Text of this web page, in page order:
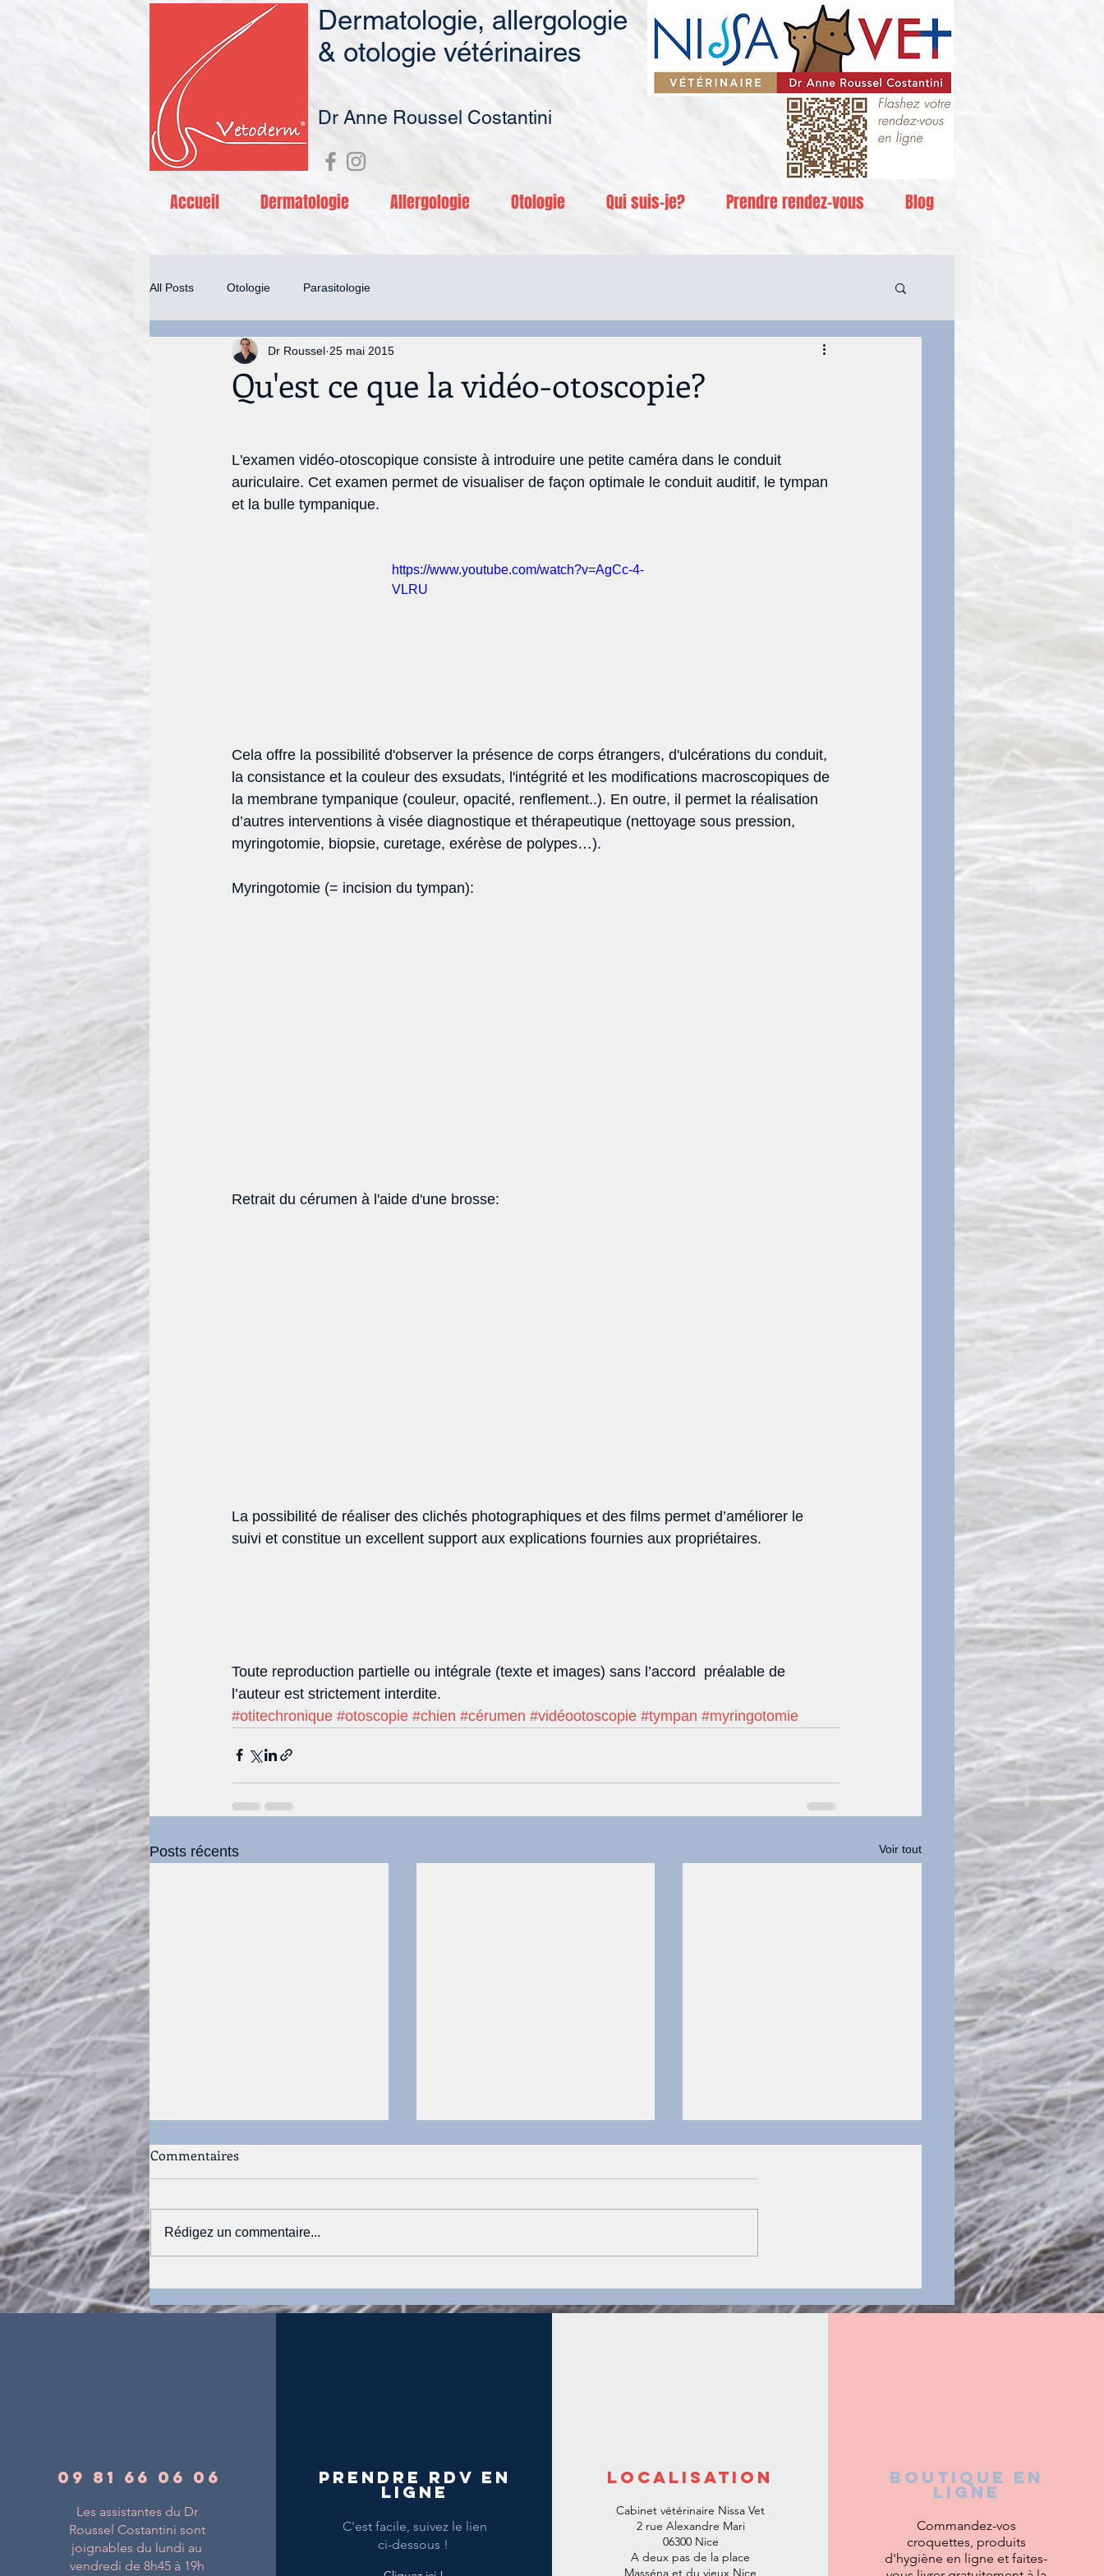
Dermatologie, allergologie
& otologie vétérinaires
Dr Anne Roussel Costantini
All Posts Otologie Parasitologie
Qu'est ce que la vidéo-otoscopie?
Dr Roussel 25 mai 2015
L'examen vidéo-otoscopique consiste à introduire une petite caméra dans le conduit
auriculaire. Cet examen permet de visualiser de façon optimale le conduit auditif, le tympan
et la bulle tympanique.
https://www.youtube.com/watch?v=AgCc-4-
VLRU
Cela offre la possibilité d'observer la présence de corps étrangers, d'ulcérations du conduit,
la consistance et la couleur des exsudats, l'intégrité et les modifications macroscopiques de
la membrane tympanique (couleur, opacité, renflement..). En outre, il permet la réalisation
d’autres interventions à visée diagnostique et thérapeutique (nettoyage sous pression,
myringotomie, biopsie, curetage, exérèse de polypes…).
Myringotomie (= incision du tympan):
Retrait du cérumen à l'aide d'une brosse:
La possibilité de réaliser des clichés photographiques et des films permet d’améliorer le
suivi et constitue un excellent support aux explications fournies aux propriétaires.
Toute reproduction partielle ou intégrale (texte et images) sans l’accord  préalable de
l’auteur est strictement interdite.
#otitechronique #otoscopie #chien #cérumen #vidéootoscopie #tympan #myringotomie
Posts récents Voir tout
européen de dermatologie
Du nouveau pour 2021 !
spécialiste?
Commentaires
Rédigez un commentaire...
Accueil Dermatologie Allergologie Otologie Qui suis-je? Prendre rendez-vous Blog
09 81 66 06 06
Les assistantes du Dr
Roussel Costantini sont
joignables du lundi au
vendredi de 8h45 à 19h
Prendre RDV en
ligne
C'est facile, suivez le lien
ci-dessous !
LocalisatioN
Cabinet vétérinaire Nissa Vet
2 rue Alexandre Mari
06300 Nice
A deux pas de la place
Masséna et du vieux Nice
Boutique en
ligne
Commandez-vos
croquettes, produits
d'hygiène en ligne et faites-